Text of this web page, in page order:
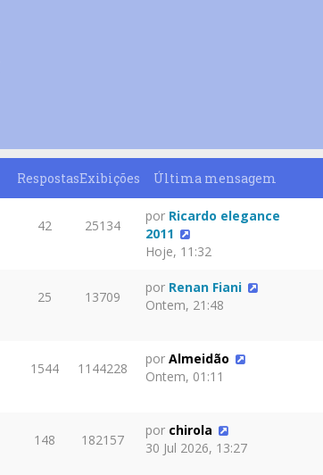
RespostasExibições Última mensagem
42 25134
por Ricardo elegance
2011
Hoje, 11:32
25 13709
por Renan Fiani
Ontem, 21:48
1544 1144228
por Almeidão
Ontem, 01:11
148 182157
por chirola
30 Jul 2026, 13:27